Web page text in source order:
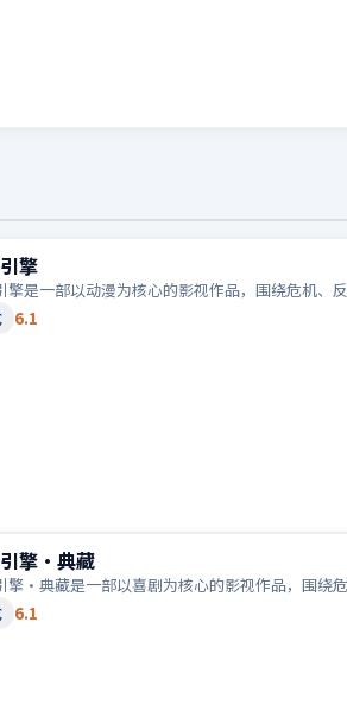
擎
擎是一部以动漫为核心的影视作品，围绕危机、
6.1
擎·典藏
擎·典藏是一部以喜剧为核心的影视作品，围绕
6.1